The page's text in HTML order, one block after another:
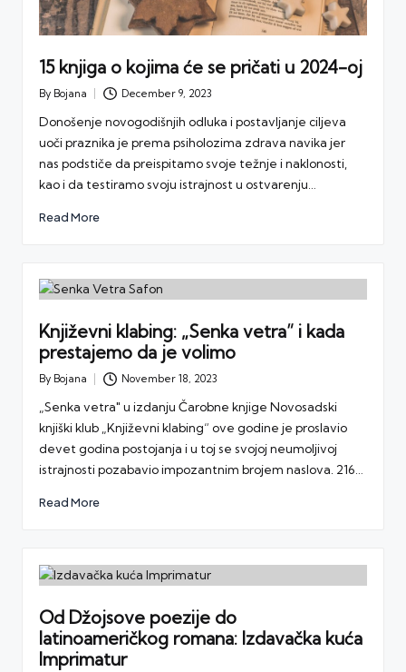
15 knjiga o kojima će se pričati u 2024-oj
Posted
By Bojana December 9, 2023
Donošenje novogodišnjih odluka i postavljanje ciljeva
uoči praznika je prema psiholozima zdrava navika jer
nas podstiče da preispitamo svoje težnje i naklonosti,
kao i da testiramo svoju istrajnost u ostvarenju…
Read More
Književni klabing: „Senka vetra” i kada
prestajemo da je volimo
Posted
By Bojana November 18, 2023
„Senka vetra" u izdanju Čarobne knjige Novosadski
knjiški klub „Književni klabing“ ove godine je proslavio
devet godina postojanja i u toj se svojoj neumoljivoj
istrajnosti pozabavio impozantnim brojem naslova. 216…
Read More
Od Džojsove poezije do
latinoameričkog romana: Izdavačka kuća
Imprimatur